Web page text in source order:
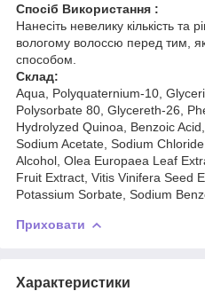
Спосіб Використання :
Нанесіть невелику кількість та
вологому волоссю перед тим,
способом.
Склад:
Aqua, Polyquaternium-10,
Polysorbate 80, Glycereth-26,
Hydrolyzed Quinoa, Benzoic
Sodium Acetate, Sodium
Alcohol, Olea Europaea Leaf
Fruit Extract, Vitis Vinifera Seed
Potassium Sorbate, Sodium
Приховати
Характеристики